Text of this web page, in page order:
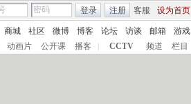
客服 设为首页
登录 注册
商城 社区 微博 博客 论坛 访谈 邮箱
游戏
动画片 公开课 播客 CCTV 频道 栏目